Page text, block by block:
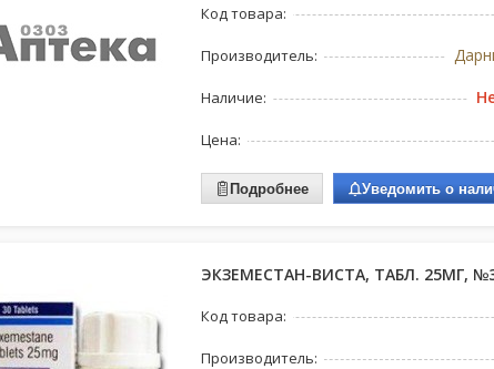
Код товара:
Производитель:
Наличие:
Цена:
Подробнее Уведомить о
ЭКЗЕМЕСТАН-ВИСТА, ТАБЛ. 25МГ,
Код товара:
Производитель: